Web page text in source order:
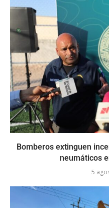
Bomberos extinguen
neumáticos
5